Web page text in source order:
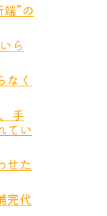
”の
ら
なく
手
てい
せた
完代